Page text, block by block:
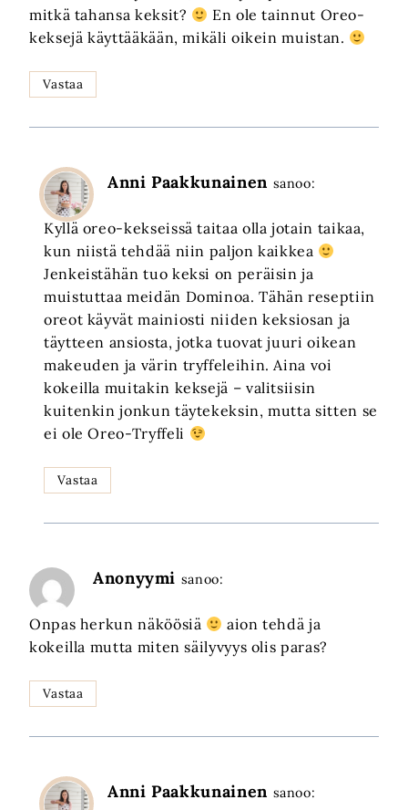
mitkä tahansa keksit?
En ole tainnut Oreo-
keksejä käyttääkään, mikäli oikein muistan.
Vastaa
Anni Paakkunainen sanoo:
Kyllä oreo-kekseissä taitaa olla jotain taikaa,
kun niistä tehdää niin paljon kaikkea
Jenkeistähän tuo keksi on peräisin ja
muistuttaa meidän Dominoa. Tähän reseptiin
oreot käyvät mainiosti niiden keksiosan ja
täytteen ansiosta, jotka tuovat juuri oikean
makeuden ja värin tryffeleihin. Aina voi
kokeilla muitakin keksejä – valitsiisin
kuitenkin jonkun täytekeksin, mutta sitten se
ei ole Oreo-Tryffeli
Vastaa
Anonyymi sanoo:
Onpas herkun näköösiä
aion tehdä ja
kokeilla mutta miten säilyvyys olis paras?
Vastaa
Anni Paakkunainen sanoo: